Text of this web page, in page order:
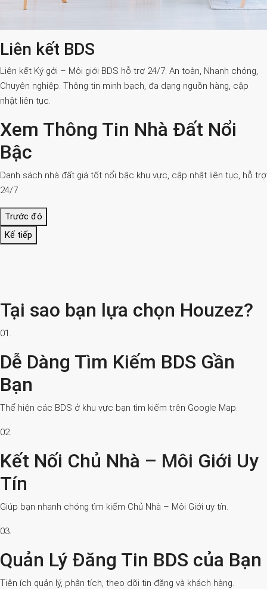
Liên kết BDS
Liên kết Ký gởi – Môi giới BDS hỗ trợ 24/7. An toàn, Nhanh chóng,
Chuyên nghiệp. Thông tin minh bạch, đa dạng nguồn hàng, cập
nhật liên tục.
Xem Thông Tin Nhà Đất Nổi
Bậc
Danh sách nhà đất giá tốt nổi bậc khu vực, cập nhật liên tục, hỗ trợ
24/7
Trước đó
Kế tiếp
Tại sao bạn lựa chọn Houzez?
01.
Dễ Dàng Tìm Kiếm BDS Gần
Bạn
Thể hiện các BDS ở khu vực bạn tìm kiếm trên Google Map.
02.
Kết Nối Chủ Nhà – Môi Giới Uy
Tín
Giúp bạn nhanh chóng tìm kiếm Chủ Nhà – Môi Giới uy tín.
03.
Quản Lý Đăng Tin BDS của Bạn
Tiện ích quản lý, phân tích, theo dõi tin đăng và khách hàng.